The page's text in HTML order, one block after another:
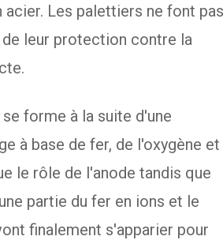
Les palettiers ne font pas
leur protection contre la
forme à la suite d'une
à base de fer, de l'oxygène et
le rôle de l'anode tandis que
partie du fer en ions et le
finalement s'apparier pour